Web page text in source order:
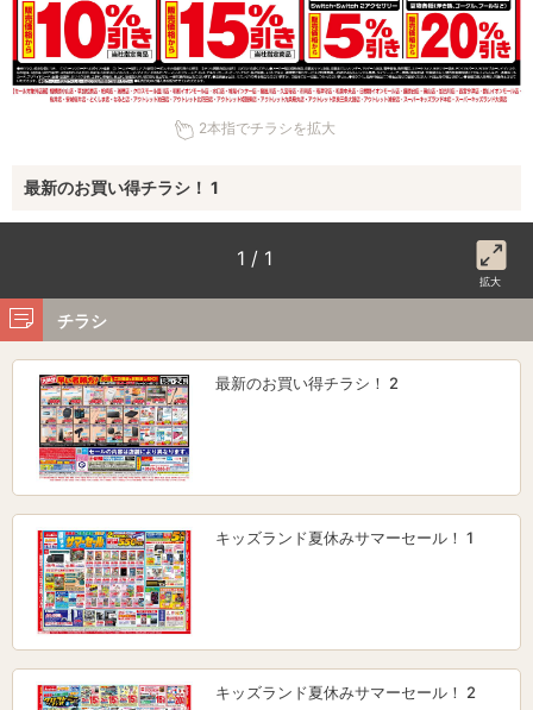
2本指でチラシを拡大
最新のお買い得チラシ！ 1
1 / 1
拡大
チラシ
最新のお買い得チラシ！ 2
キッズランド夏休みサマーセール！ 1
キッズランド夏休みサマーセール！ 2